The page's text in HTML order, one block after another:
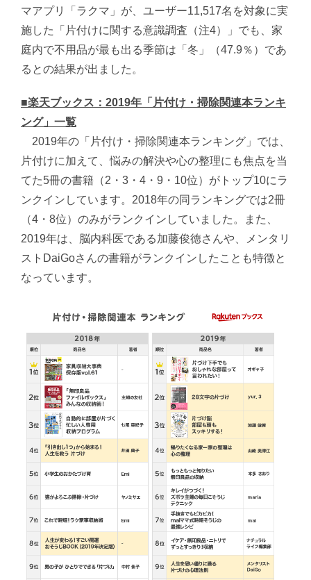
マアプリ「ラクマ」が、ユーザー11,517名を対象に実
施した「片付けに関する意識調査（注4）」でも、家
庭内で不用品が最も出る季節は「冬」（47.9％）であ
るとの結果が出ました。
■楽天ブックス：2019年「片付け・掃除関連本ランキ
ング」一覧
2019年の「片付け・掃除関連本ランキング」では、
片付けに加えて、悩みの解決や心の整理にも焦点を当
てた5冊の書籍（2・3・4・9・10位）がトップ10にラ
ンクインしています。2018年の同ランキングでは2冊
（4・8位）のみがランクインしていました。また、
2019年は、脳内科医である加藤俊徳さんや、メンタリ
ストDaiGoさんの書籍がランクインしたことも特徴と
なっています。